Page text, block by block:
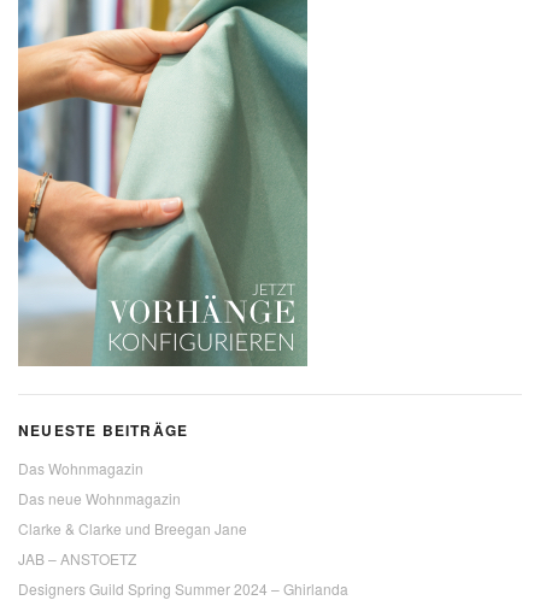
NEUESTE BEITRÄGE
Das Wohnmagazin
Das neue Wohnmagazin
Clarke & Clarke und Breegan Jane
JAB – ANSTOETZ
Designers Guild Spring Summer 2024 – Ghirlanda